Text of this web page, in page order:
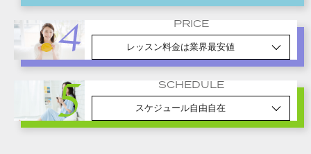
PRICE
レッスン料金は業界最安値
SCHEDULE
スケジュール自由自在